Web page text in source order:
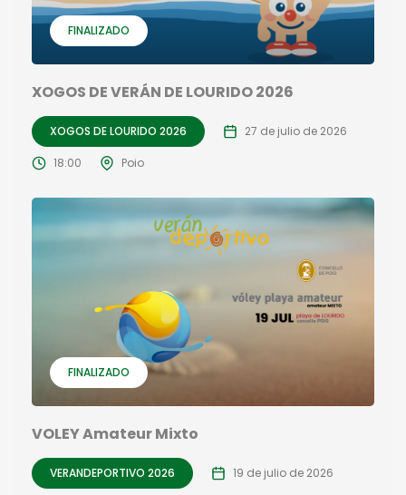
FINALIZADO
XOGOS DE VERÁN DE LOURIDO 2026
XOGOS DE LOURIDO 2026 27 de julio de 2026
18:00 Poio
FINALIZADO
VOLEY Amateur Mixto
VERANDEPORTIVO 2026 19 de julio de 2026